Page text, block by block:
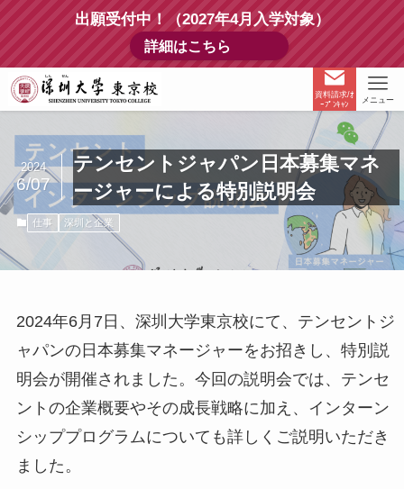
出願受付中！（2027年4月入学対象）
詳細はこちら
資料請求/ｵ
ｰﾌﾟﾝｷｬﾝ
メニュー
テンセントジャパン日本募集マネ
ージャーによる特別説明会
2024
6/07
仕事 深圳と企業
2024年6月7日、深圳大学東京校にて、テンセントジ
ャパンの日本募集マネージャーをお招きし、特別説
明会が開催されました。今回の説明会では、テンセ
ントの企業概要やその成長戦略に加え、インターン
シッププログラムについても詳しくご説明いただき
ました。